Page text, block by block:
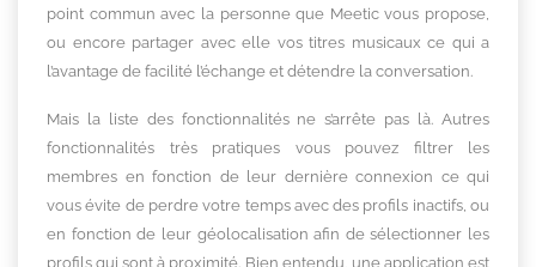
point commun avec la personne que Meetic vous propose,
ou encore partager avec elle vos titres musicaux ce qui a
l’avantage de facilité l’échange et détendre la conversation.
Mais la liste des fonctionnalités ne s’arrête pas là. Autres
fonctionnalités très pratiques vous pouvez filtrer les
membres en fonction de leur dernière connexion ce qui
vous évite de perdre votre temps avec des profils inactifs, ou
en fonction de leur géolocalisation afin de sélectionner les
profils qui sont à proximité. Bien entendu, une application est